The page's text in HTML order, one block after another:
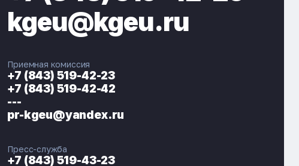
ЭНЕРГОКОД — ПОМОЩНИК КГЭУ
kgeu@kgeu.ru
Приемная комиссия
+7 (843) 519-42-23
+7 (843) 519-42-42
---
pr-kgeu@yandex.ru
Пресс-служба
+7 (843) 519-43-23